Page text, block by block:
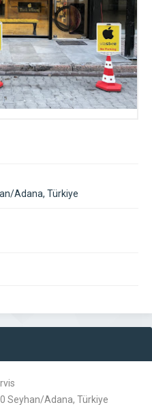
Adana, Türkiye
Seyhan/Adana, Türkiye